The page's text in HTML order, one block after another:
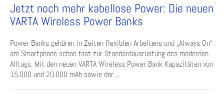
Jetzt noch mehr kabellose Power: Die neuen
VARTA Wireless Power Banks
Power Banks gehören in Zeiten flexiblen Arbeitens und „Always On“
am Smartphone schon fast zur Standardausrüstung des modernen
Alltags. Mit den neuen VARTA Wireless Power Bank Kapazitäten von
15.000 und 20.000 mAh sowie der ...